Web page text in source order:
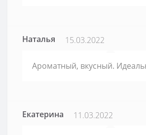
Наталья 15.03.2022
Ароматный, вкусный.
Екатерина 11.03.2022